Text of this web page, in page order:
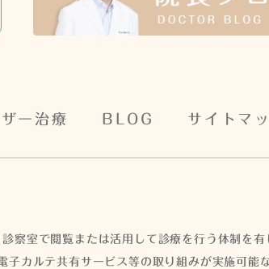
ザー治療 BLOG サイトマ
察室で閲覧または活用して診療を行う体制を有
カルテ共有サービス等の取り組みが実施可能